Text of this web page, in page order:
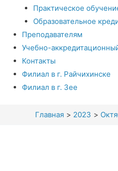
Практическое
Образовательное
Преподавателям
Учебно-
Контакты
Филиал в г. Райчихинске
Филиал в г. Зее
Главная 2023